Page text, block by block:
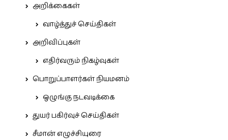
அறிக்கைகள்
வாழ்த்துச் செய்திகள்
அறிவிப்புகள்
எதிர்வரும் நிகழ்வுகள்
பொறுப்பாளர்கள் நியமனம்
ஒழுங்கு நடவடிக்கை
துயர் பகிர்வுச் செய்திகள்
சீமான் எழுச்சியுரை